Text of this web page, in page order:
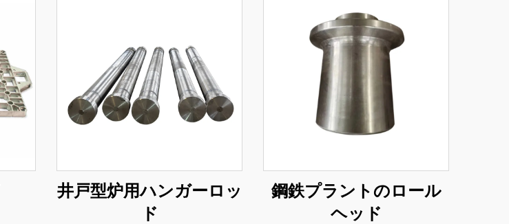
井戸型炉用ハンガーロッ
ド
鋼鉄プラントのロール
ヘッド